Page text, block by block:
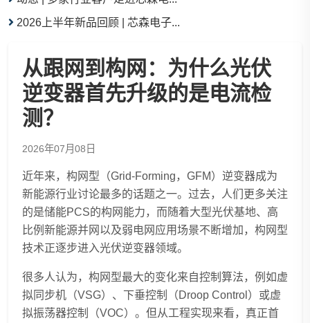
2026上半年新品回顾 | 芯森电子...
从跟网到构网：为什么光伏
逆变器首先升级的是电流检
测？
2026年07月08日
近年来，构网型（Grid-Forming，GFM）逆变器成为
新能源行业讨论最多的话题之一。过去，人们更多关注
的是储能PCS的构网能力，而随着大型光伏基地、高
比例新能源并网以及弱电网应用场景不断增加，构网型
技术正逐步进入光伏逆变器领域。
很多人认为，构网型最大的变化来自控制算法，例如虚
拟同步机（VSG）、下垂控制（Droop Control）或虚
拟振荡器控制（VOC）。但从工程实现来看，真正首